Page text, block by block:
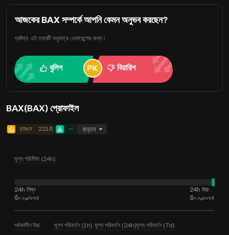
আজকের BAX সম্পর্কে আপনি কেমন অনুভব করছেন?
দ্রষ্টব্য: এই তথ্যটি শুধুমাত্র রেফারেন্সের জন্য।
বুলিশ বিয়ারিশ
BAX(BAX) প্রোফাইল
র‍্যাঙ্ক 2216 -- বাড়ান
মূল্য পরিসীমা (24h)
24h নিম্ন
$০.০₅৫৮৯৪
24h উচ্চ
$০.০₅৬০৯৪
সর্বকালীন উচ্চ মূল্য পরিবর্তন (1h) মূল্য পরিবর্তন (24h)মূল্য পরিবর্তন (7d)